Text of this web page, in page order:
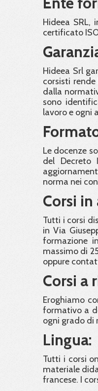
Hideea SRL,
certificato
Hideea Srl
corsisti
dalla
sono
lavoro e ogni
Le docenze
del Decreto
norma nei
Corsi in
Tutti i corsi
in Via
formazione
massimo di
oppure
Corsi a
Eroghiamo
formativo a
ogni grado di
Lingua:
Tutti i corsi
materiale
francese. I